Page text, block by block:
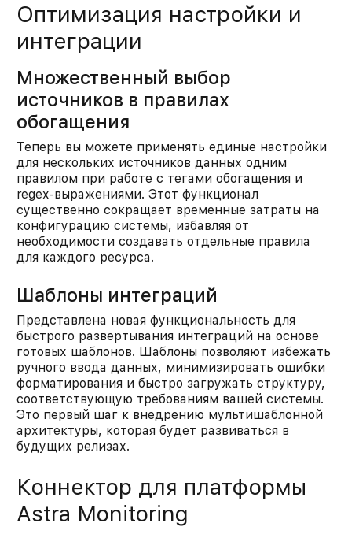
Оптимизация настройки и
интеграции
Множественный выбор
источников в правилах
обогащения
Теперь вы можете применять единые настройки
для нескольких источников данных одним
правилом при работе с тегами обогащения и
regex-выражениями. Этот функционал
существенно сокращает временные затраты на
конфигурацию системы, избавляя от
необходимости создавать отдельные правила
для каждого ресурса.​
Шаблоны интеграций
Представлена новая функциональность для
быстрого развертывания интеграций на основе
готовых шаблонов. Шаблоны позволяют избежать
ручного ввода данных, минимизировать ошибки
форматирования и быстро загружать структуру,
соответствующую требованиям вашей системы.
Это первый шаг к внедрению мультишаблонной
архитектуры, которая будет развиваться в
будущих релизах.​
Коннектор для платформы
Astra Monitoring